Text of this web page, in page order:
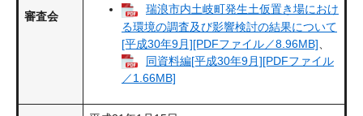
審査会
瑞浪市内土岐町発生土仮置き場におけ
る環境の調査及び影響検討の結果について
[平成30年9月][PDFファイル／8.96MB]
同資料編[平成30年9月][PDFファイル
／1.66MB]